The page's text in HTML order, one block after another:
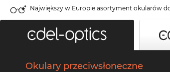
Największy w Europie asortyment okularów
Okulary przeciwsłoneczne